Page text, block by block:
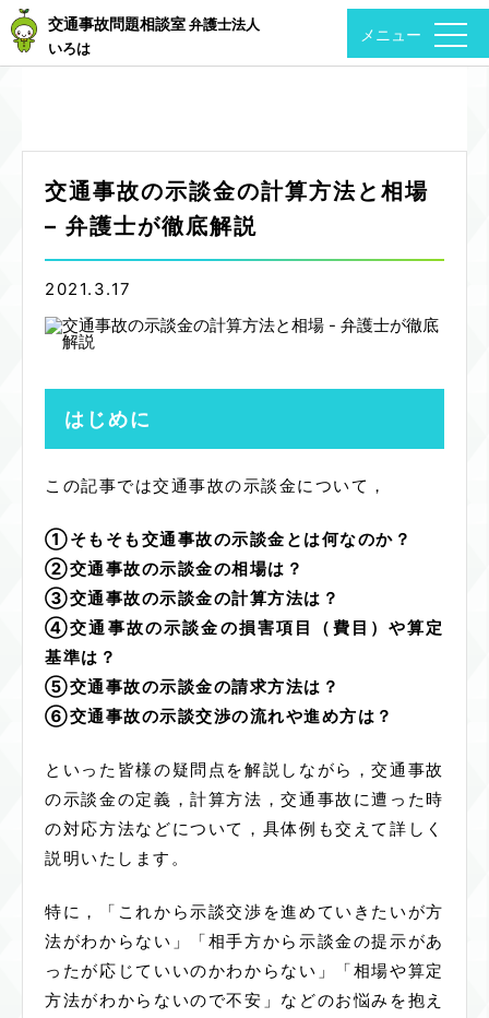
交通事故問題相談室弁護士法人
いろは
交通事故の示談金の計算方法と相場
– 弁護士が徹底解説
2021.3.17
はじめに
この記事では交通事故の示談金について，
①そもそも交通事故の示談金とは何なのか？
②交通事故の示談金の相場は？
③交通事故の示談金の計算方法は？
④交通事故の示談金の損害項目（費目）や算定
基準は？
⑤交通事故の示談金の請求方法は？
⑥交通事故の示談交渉の流れや進め方は？
といった皆様の疑問点を解説しながら，交通事故
の示談金の定義，計算方法，交通事故に遭った時
の対応方法などについて，具体例も交えて詳しく
説明いたします。
特に，「これから示談交渉を進めていきたいが方
法がわからない」「相手方から示談金の提示があ
ったが応じていいのかわからない」「相場や算定
方法がわからないので不安」などのお悩みを抱え